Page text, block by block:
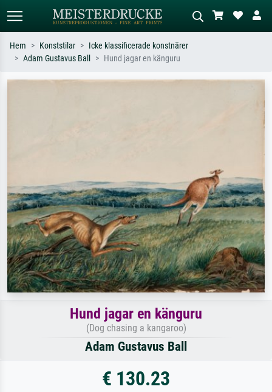
Hem Konststilar
Icke klassificerade konstnärer
Adam Gustavus Ball
Hund jagar en känguru
Hund jagar en känguru
(Dog chasing a kangaroo)
Adam Gustavus Ball
€ 130.23